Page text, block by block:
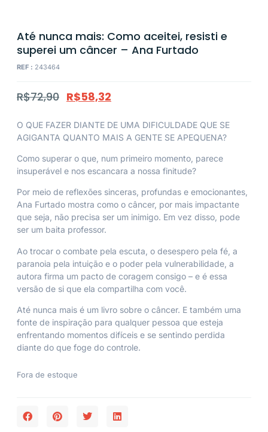
Até nunca mais: Como aceitei, resisti e
superei um câncer – Ana Furtado
REF : 243464
R$72,90 R$58,32
O QUE FAZER DIANTE DE UMA DIFICULDADE QUE SE
AGIGANTA QUANTO MAIS A GENTE SE APEQUENA?
Como superar o que, num primeiro momento, parece
insuperável e nos escancara a nossa finitude?
Por meio de reflexões sinceras, profundas e emocionantes,
Ana Furtado mostra como o câncer, por mais impactante
que seja, não precisa ser um inimigo. Em vez disso, pode
ser um baita professor.
Ao trocar o combate pela escuta, o desespero pela fé, a
paranoia pela intuição e o poder pela vulnerabilidade, a
autora firma um pacto de coragem consigo – e é essa
versão de si que ela compartilha com você.
Até nunca mais é um livro sobre o câncer. E também uma
fonte de inspiração para qualquer pessoa que esteja
enfrentando momentos difíceis e se sentindo perdida
diante do que foge do controle.
Fora de estoque